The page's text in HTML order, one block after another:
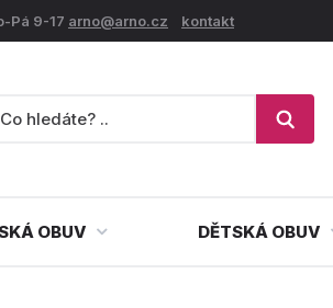
Pá 9-17 arno@arno.cz kontakt
OBUV DĚTSKÁ OBUV